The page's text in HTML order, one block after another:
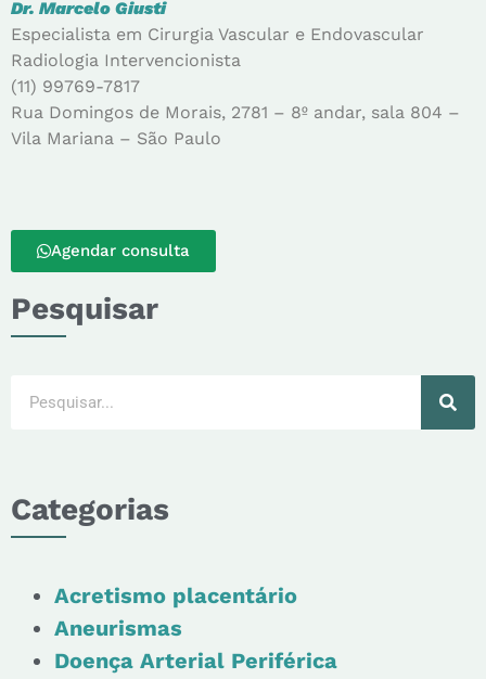
Dr. Marcelo Giusti
Especialista em Cirurgia Vascular e Endovascular
Radiologia Intervencionista
(11) 99769-7817
Rua Domingos de Morais, 2781 – 8º andar, sala 804 –
Vila Mariana – São Paulo
Agendar consulta
Pesquisar
Categorias
Acretismo placentário
Aneurismas
Doença Arterial Periférica